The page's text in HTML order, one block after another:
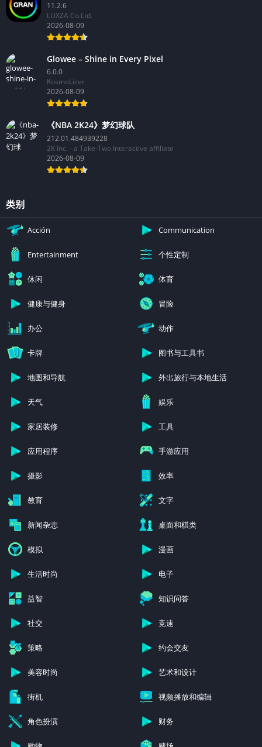
11.2.6
LUXZA Co.Ltd.
2026-08-09
Glowee – Shine in Every Pixel
6.0.0
KosmoLizer
2026-08-09
《NBA 2K24》梦幻球队
212.01.484939228
2K Inc. - a Take-Two Interactive affiliate
2026-08-09
类别
Acción Communication
Entertainment 个性定制
休闲 体育
健康与健身 冒险
办公 动作
卡牌 图书与工具书
地图和导航 外出旅行与本地生活
天气 娱乐
家居装修 工具
应用程序 手游应用
摄影 效率
教育 文字
新闻杂志 桌面和棋类
模拟 漫画
生活时尚 电子
益智 知识问答
社交 竞速
策略 约会交友
美容时尚 艺术和设计
街机 视频播放和编辑
角色扮演 财务